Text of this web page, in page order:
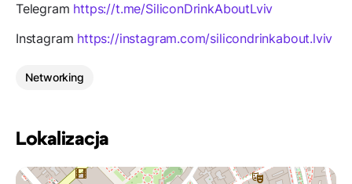
Telegram https://t.me/SiliconDrinkAboutLviv
Instagram https://instagram.com/silicondrinkabout.lviv
Networking
Lokalizacja